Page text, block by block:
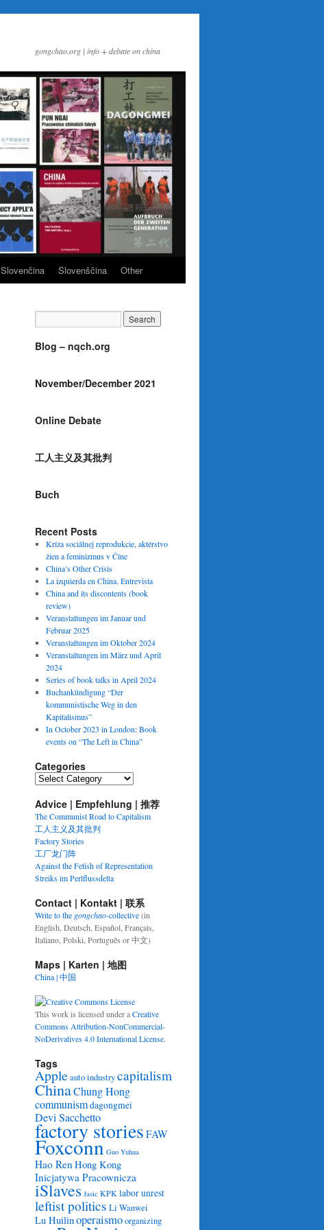
gongchao.org | info + debate on china
Slovenčina Slovenščina Other
Blog – nqch.org
November/December 2021
Online Debate
工人主义及其批判
Buch
Recent Posts
Kríza sociálnej reprodukcie, aktérstvo
žien a feminizmus v Číne
China’s Other Crisis
La izquierda en China. Entrevista
China and its discontents (book
review)
Veranstaltungen im Januar und
Februar 2025
Veranstaltungen im Oktober 2024
Veranstaltungen im März und April
2024
Series of book talks in April 2024
Buchankündigung “Der
kommunistische Weg in den
Kapitalismus”
In October 2023 in London: Book
events on “The Left in China”
Categories
Categories
Advice | Empfehlung | 推荐
The Communist Road to Capitalism
工人主义及其批判
Factory Stories
工厂龙门阵
Against the Fetish of Representation
Streiks im Perlflussdelta
Contact | Kontakt | 联系
Write to the gongchao-collective(in
English, Deutsch, Español, Français,
Italiano, Polski, Português or 中文)
Maps | Karten | 地图
China | 中国
This work is licensed under aCreative
Commons Attribution-NonCommercial-
NoDerivatives 4.0 International License.
Tags
Apple auto industrycapitalism
ChinaChung Hong
communismdagongmei
Devi Sacchetto
factory stories FAW
Foxconn Guo Yuhua
Hao RenHong Kong
Inicjatywa Pracownicza
iSlaves Jasic KPK labor unrest
leftist politics Li Wanwei
Lu Huilinoperaismoorganizing